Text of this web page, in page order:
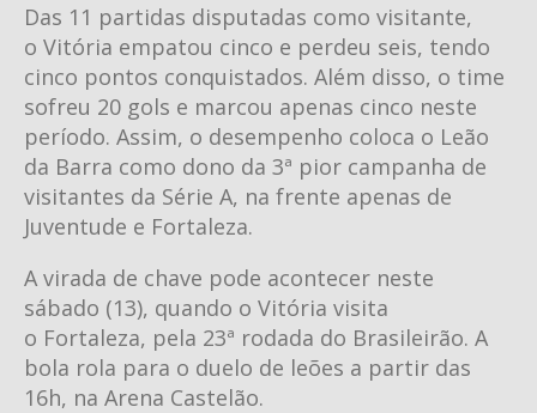
Das 11 partidas disputadas como visitante,
o Vitória empatou cinco e perdeu seis, tendo
cinco pontos conquistados. Além disso, o time
sofreu 20 gols e marcou apenas cinco neste
período. Assim, o desempenho coloca o Leão
da Barra como dono da 3ª pior campanha de
visitantes da Série A, na frente apenas de
Juventude e Fortaleza.
A virada de chave pode acontecer neste
sábado (13), quando o Vitória visita
o Fortaleza, pela 23ª rodada do Brasileirão. A
bola rola para o duelo de leões a partir das
16h, na Arena Castelão.